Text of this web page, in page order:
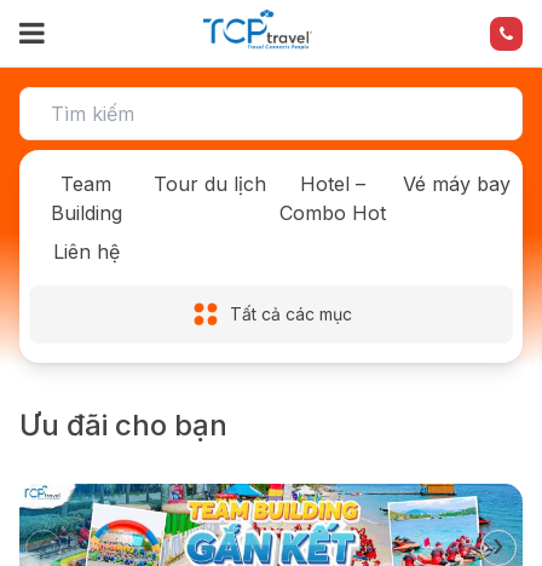
Team
Building
Tour du lịch
Hotel –
Combo Hot
Vé máy bay
Liên hệ
Tất cả các mục
Ưu đãi cho bạn
‹ ›